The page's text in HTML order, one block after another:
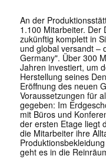
An der
1.100 Mitarbeiter. Der
zukünftig komplett in
und global versandt –
Germany". Über 300
Jahren investiert, um
Herstellung seines
Eröffnung des neuen
Voraussetzungen für
gegeben: Im
mit Büros und
der ersten Etage liegt
die Mitarbeiter ihre
geht es in die